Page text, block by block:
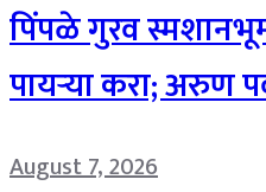
पिंपळे गुरव
पायऱ्या करा; अरुण
August 7, 2026